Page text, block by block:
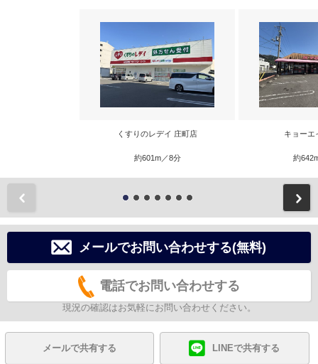
くすりのレデイ 庄町店
約601m／8分
キョーエ
約
メールでお問い合わせする(無料)
電話でお問い合わせする
現況の確認はお気軽にお問い合わせください。
メールで共有する LINEで共有する